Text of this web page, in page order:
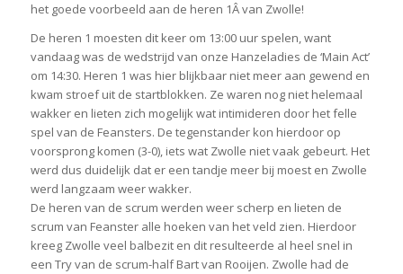
het goede voorbeeld aan de heren 1Â van Zwolle!
De heren 1 moesten dit keer om 13:00 uur spelen, want
vandaag was de wedstrijd van onze Hanzeladies de ‘Main Act’
om 14:30. Heren 1 was hier blijkbaar niet meer aan gewend en
kwam stroef uit de startblokken. Ze waren nog niet helemaal
wakker en lieten zich mogelijk wat intimideren door het felle
spel van de Feansters. De tegenstander kon hierdoor op
voorsprong komen (3-0), iets wat Zwolle niet vaak gebeurt. Het
werd dus duidelijk dat er een tandje meer bij moest en Zwolle
werd langzaam weer wakker.
De heren van de scrum werden weer scherp en lieten de
scrum van Feanster alle hoeken van het veld zien. Hierdoor
kreeg Zwolle veel balbezit en dit resulteerde al heel snel in
een Try van de scrum-half Bart van Rooijen. Zwolle had de